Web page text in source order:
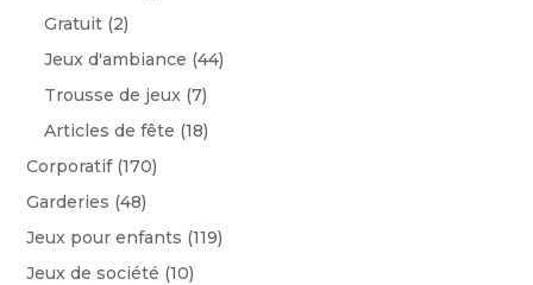
Gratuit (2)
Jeux d'ambiance (44)
Trousse de jeux (7)
Articles de fête (18)
Corporatif (170)
Garderies (48)
Jeux pour enfants (119)
Jeux de société (10)